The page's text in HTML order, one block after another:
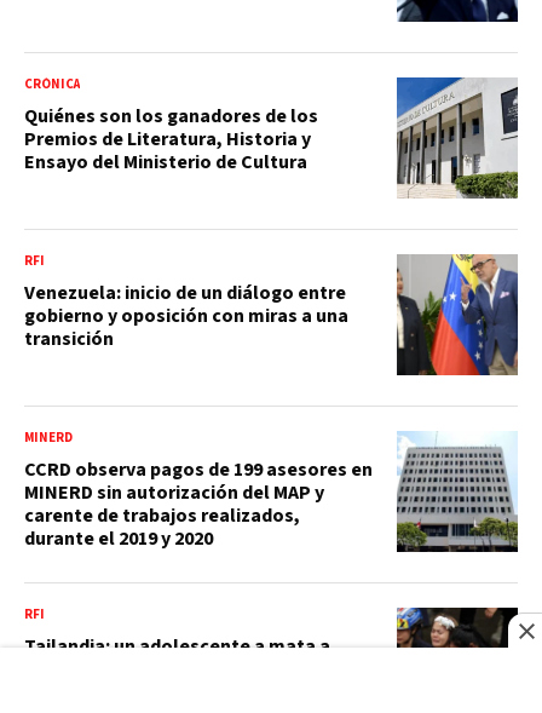
CRÓNICA
Quiénes son los ganadores de los
Premios de Literatura, Historia y
Ensayo del Ministerio de Cultura
RFI
Venezuela: inicio de un diálogo entre
gobierno y oposición con miras a una
transición
MINERD
CCRD observa pagos de 199 asesores en
MINERD sin autorización del MAP y
carente de trabajos realizados,
durante el 2019 y 2020
RFI
Tailandia: un adolescente a mata a